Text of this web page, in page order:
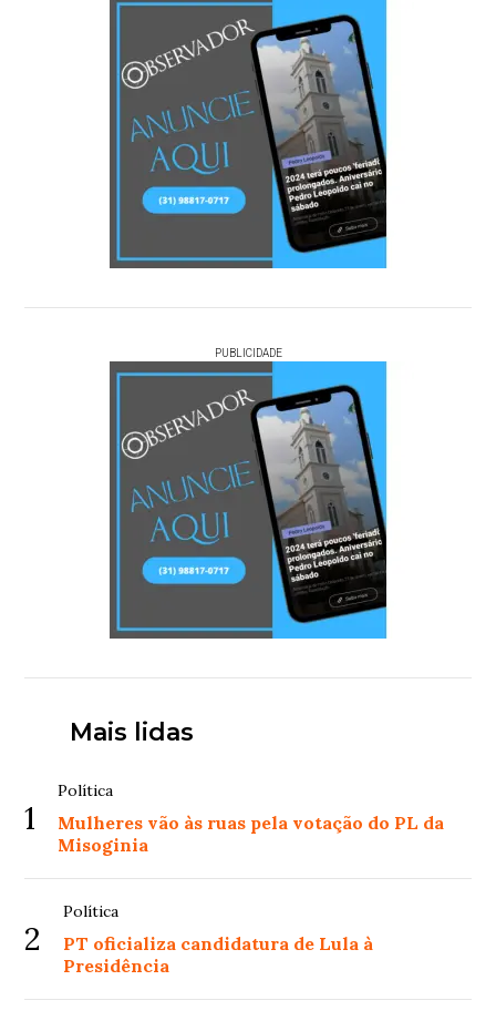
PUBLICIDADE
Mais lidas
1
Política
Mulheres vão às ruas pela votação do PL da
Misoginia
2
Política
PT oficializa candidatura de Lula à
Presidência